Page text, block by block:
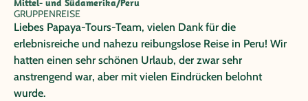
Mittel- und Südamerika/Peru
GRUPPENREISE
Liebes Papaya-Tours-Team, vielen Dank für die
erlebnisreiche und nahezu reibungslose Reise in Peru! Wir
hatten einen sehr schönen Urlaub, der zwar sehr
anstrengend war, aber mit vielen Eindrücken belohnt
wurde.